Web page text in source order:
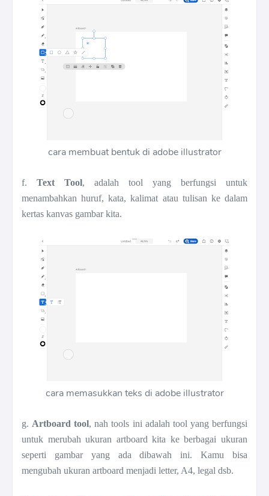
cara membuat bentuk di adobe illustrator
f. Text Tool, adalah tool yang berfungsi untuk
menambahkan huruf, kata, kalimat atau tulisan ke dalam
kertas kanvas gambar kita.
cara memasukkan teks di adobe illustrator
g. Artboard tool, nah tools ini adalah tool yang berfungsi
untuk merubah ukuran artboard kita ke berbagai ukuran
seperti gambar yang ada dibawah ini. Kamu bisa
mengubah ukuran artboard menjadi letter, A4, legal dsb.